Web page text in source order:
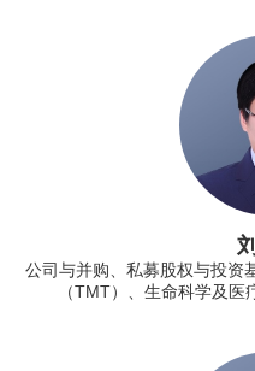
公司与并购、私募股权与投资
（TMT）、生命科学及医